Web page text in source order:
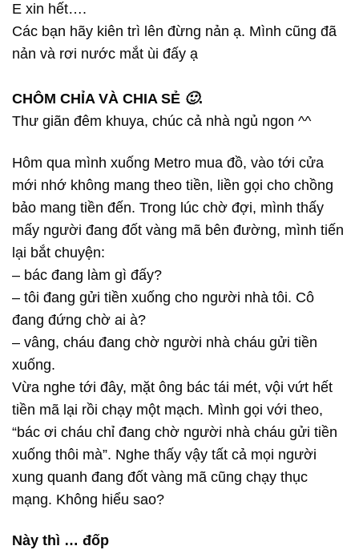
E xin hết….
Các bạn hãy kiên trì lên đừng nản ạ. Mình cũng đã
nản và rơi nước mắt ùi đấy ạ
CHÔM CHỈA VÀ CHIA SẺ 🙂.
Thư giãn đêm khuya, chúc cả nhà ngủ ngon ^^
Hôm qua mình xuống Metro mua đồ, vào tới cửa
mới nhớ không mang theo tiền, liền gọi cho chồng
bảo mang tiền đến. Trong lúc chờ đợi, mình thấy
mấy người đang đốt vàng mã bên đường, mình tiến
lại bắt chuyện:
– bác đang làm gì đấy?
– tôi đang gửi tiền xuống cho người nhà tôi. Cô
đang đứng chờ ai à?
– vâng, cháu đang chờ người nhà cháu gửi tiền
xuống.
Vừa nghe tới đây, mặt ông bác tái mét, vội vứt hết
tiền mã lại rồi chạy một mạch. Mình gọi với theo,
“bác ơi cháu chỉ đang chờ người nhà cháu gửi tiền
xuống thôi mà”. Nghe thấy vậy tất cả mọi người
xung quanh đang đốt vàng mã cũng chạy thục
mạng. Không hiểu sao?
Này thì … đốp